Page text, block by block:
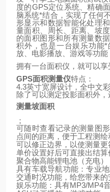
度的GPS定位系统、精确
脑系统*结合，实现了任何
形显示和数据智能化处理
量面积、周长、距离、坡
的面积图形和所有测量数
积外，也是一台娱乐功能
放、电影播放、游戏等功能
拥有一台面积仪，就可以享
GPS面积测量仪特点：
4.3英寸宽屏设计，全中文
除了可以测定投影面积外，
测量坡面积
；
可随时查看记录的测量图
点间的距离，便于工程测绘
可以修正边界，以使测量更
单价设置好后可直接出结算
聚合物高能锂电池（充电）
具有车载导航功能：专业
交通时况功能，给您带来的
娱乐功能：具有MP3/MP4